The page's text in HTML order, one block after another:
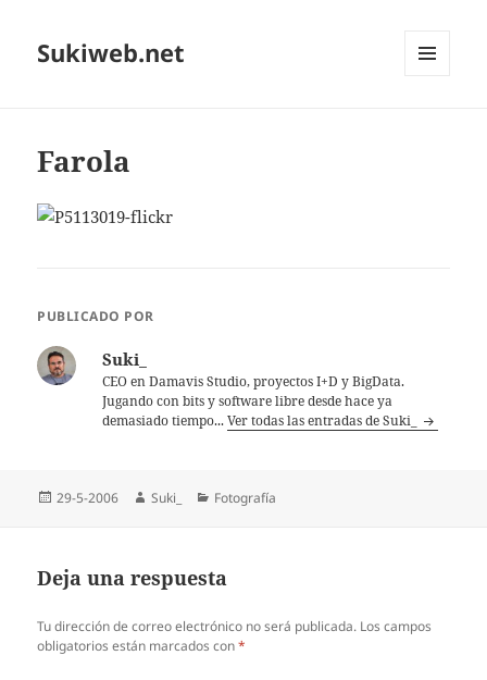
Sukiweb.net
Farola
PUBLICADO POR
Suki_
CEO en Damavis Studio, proyectos I+D y BigData.
Jugando con bits y software libre desde hace ya
demasiado tiempo...Ver todas las entradas de Suki_
Publicado
29-5-2006 Autor
Suki_ Categorías
Fotografí­a
Deja una respuesta
Tu dirección de correo electrónico no será publicada. Los campos
obligatorios están marcados con*